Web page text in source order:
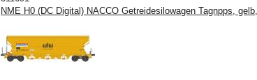
NME H0 (DC Digital) NACCO Getreidesilowagen Tagnpps,